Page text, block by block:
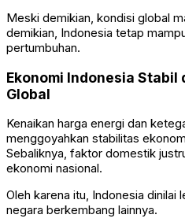
Meski demikian, kondisi global
demikian, Indonesia tetap
pertumbuhan.
Ekonomi Indonesia Stabil
Global
Kenaikan harga energi dan
menggoyahkan stabilitas
Sebaliknya, faktor domestik
ekonomi nasional.
Oleh karena itu, Indonesia dinilai
negara berkembang lainnya.